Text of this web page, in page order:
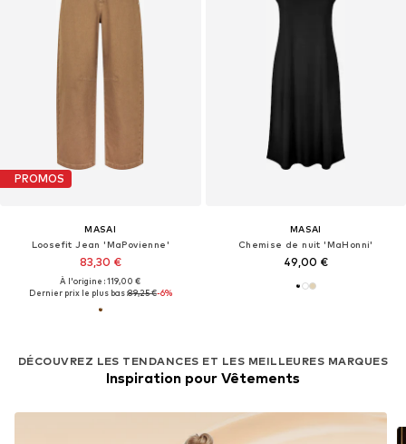
PROMOS
MASAI
Loosefit Jean 'MaPovienne'
83,30 €
À l'origine : 119,00 €
Dernier prix le plus bas :89,25 €-6%
MASAI
Chemise de nuit 'MaHonni'
49,00 €
DÉCOUVREZ LES TENDANCES ET LES MEILLEURES MARQUES
Inspiration pour Vêtements